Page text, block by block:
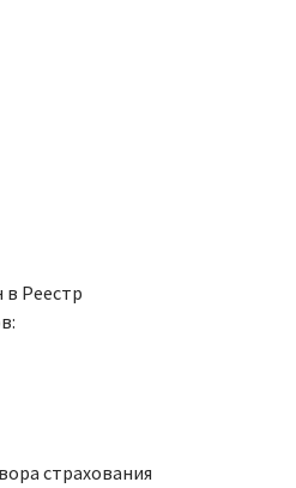
в Реестр
страхования